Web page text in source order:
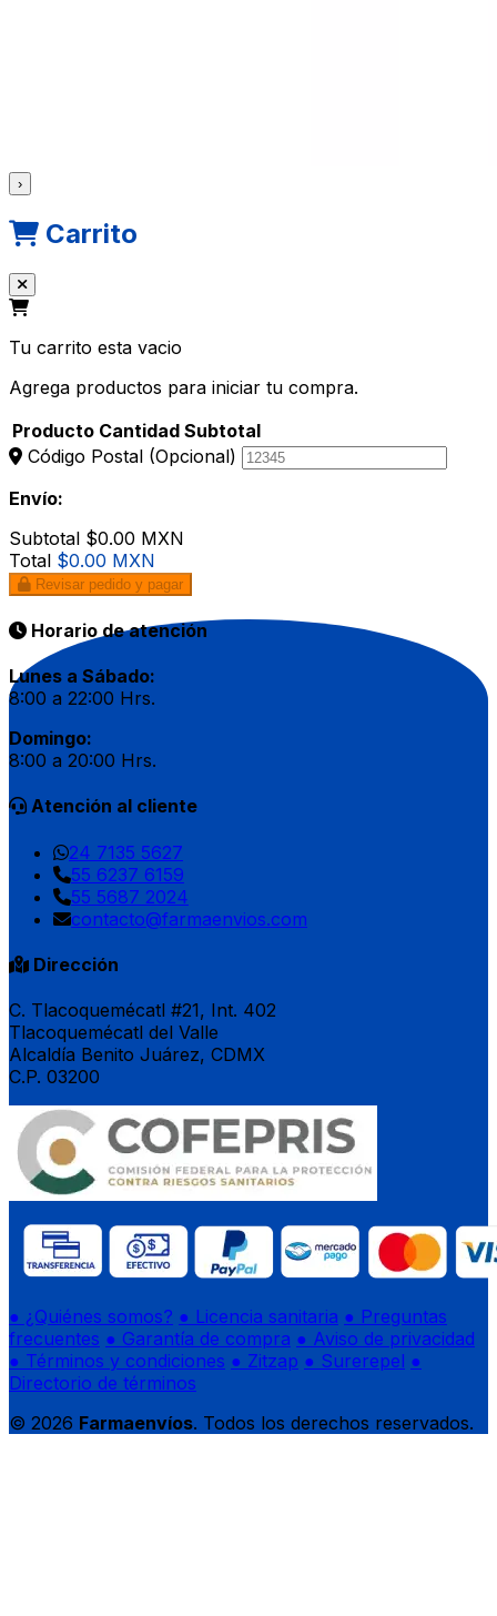
›
Carrito
Tu carrito esta vacio
Agrega productos para iniciar tu compra.
Producto Cantidad Subtotal
Código Postal (Opcional)
Envío:
Subtotal $0.00 MXN
Total $0.00 MXN
Revisar pedido y pagar
Horario de atención
Lunes a Sábado:
8:00 a 22:00 Hrs.
Domingo:
8:00 a 20:00 Hrs.
Atención al cliente
24 7135 5627
55 6237 6159
55 5687 2024
contacto@farmaenvios.com
Dirección
C. Tlacoquemécatl #21, Int. 402
Tlacoquemécatl del Valle
Alcaldía Benito Juárez, CDMX
C.P. 03200
● ¿Quiénes somos? ● Licencia sanitaria ● Preguntas
frecuentes ● Garantía de compra ● Aviso de privacidad
● Términos y condiciones ● Zitzap ● Surerepel ●
Directorio de términos
© 2026 Farmaenvíos. Todos los derechos reservados.